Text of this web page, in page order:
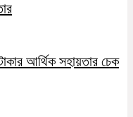
আর্থিক সহায়তার চেক